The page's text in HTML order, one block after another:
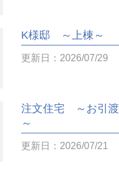
K様邸 ～上棟～
更新日：2026/07/29
注文住宅 ～お引
～
更新日：2026/07/21